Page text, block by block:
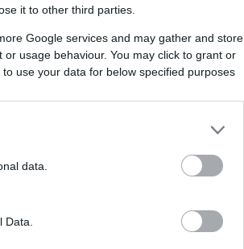
it to other third parties.
Google services and may gather and store
usage behaviour. You may click to grant or
use your data for below specified purposes
data.
Please login to comment